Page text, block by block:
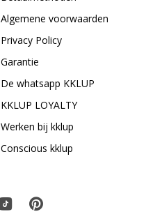
Algemene voorwaarden
Privacy Policy
Garantie
De whatsapp KKLUP
KKLUP LOYALTY
Werken bij kklup
Conscious kklup